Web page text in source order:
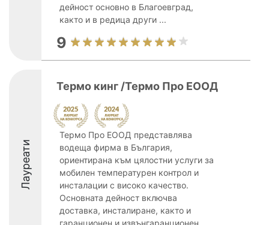
дейност основно в Благоевград,
както и в редица други ...
9
Лауреати
Термо кинг /Термо Про ЕООД
Термо Про ЕООД представлява
водеща фирма в България,
ориентирана към цялостни услуги за
мобилен температурен контрол и
инсталации с високо качество.
Основната дейност включва
доставка, инсталиране, както и
гаранционен и извънгаранционен